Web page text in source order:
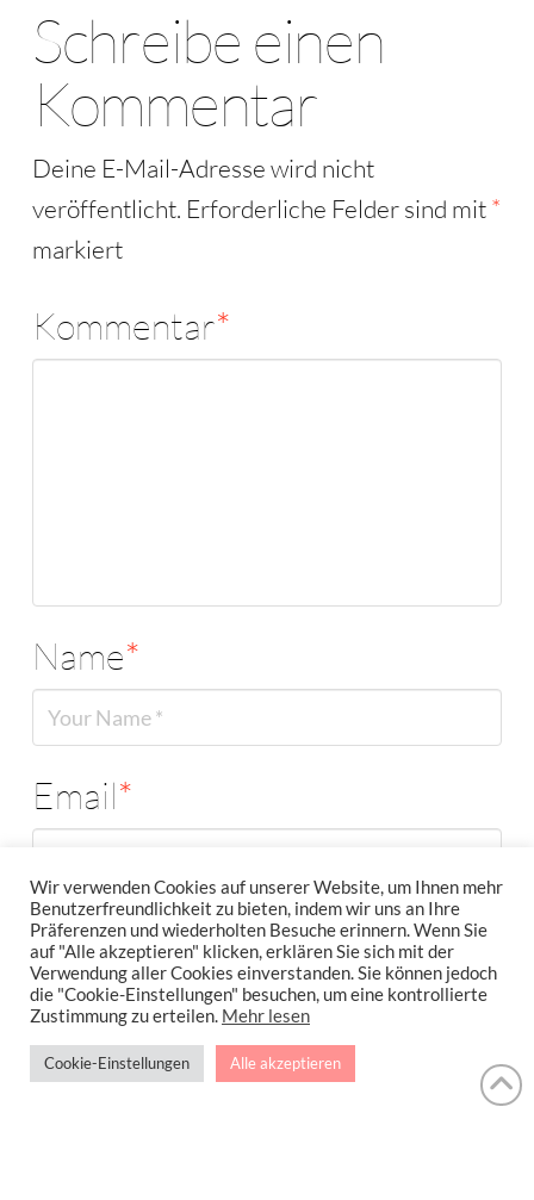
Schreibe einen
Kommentar
Deine E-Mail-Adresse wird nicht
veröffentlicht. Erforderliche Felder sind mit*
markiert
Kommentar*
Name*
Email*
Website
Wir verwenden Cookies auf unserer Website, um Ihnen mehr
Benutzerfreundlichkeit zu bieten, indem wir uns an Ihre
Präferenzen und wiederholten Besuche erinnern. Wenn Sie
auf "Alle akzeptieren" klicken, erklären Sie sich mit der
Verwendung aller Cookies einverstanden. Sie können jedoch
die "Cookie-Einstellungen" besuchen, um eine kontrollierte
Zustimmung zu erteilen. Mehr lesen
Cookie-Einstellungen Alle akzeptieren